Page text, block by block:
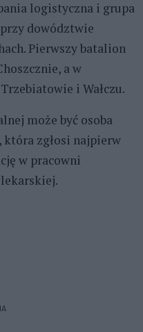
logistyczna i grupa
dowództwie
Pierwszy batalion
a w
i Wałczu.
może być osoba
zgłosi najpierw
w pracowni